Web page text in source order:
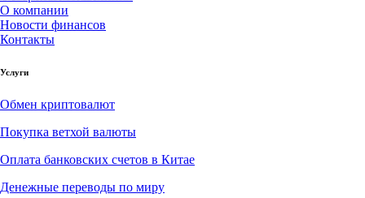
О компании
Новости финансов
Контакты
Услуги
Обмен криптовалют
Покупка ветхой валюты
Оплата банковских счетов в Китае
Денежные переводы по миру